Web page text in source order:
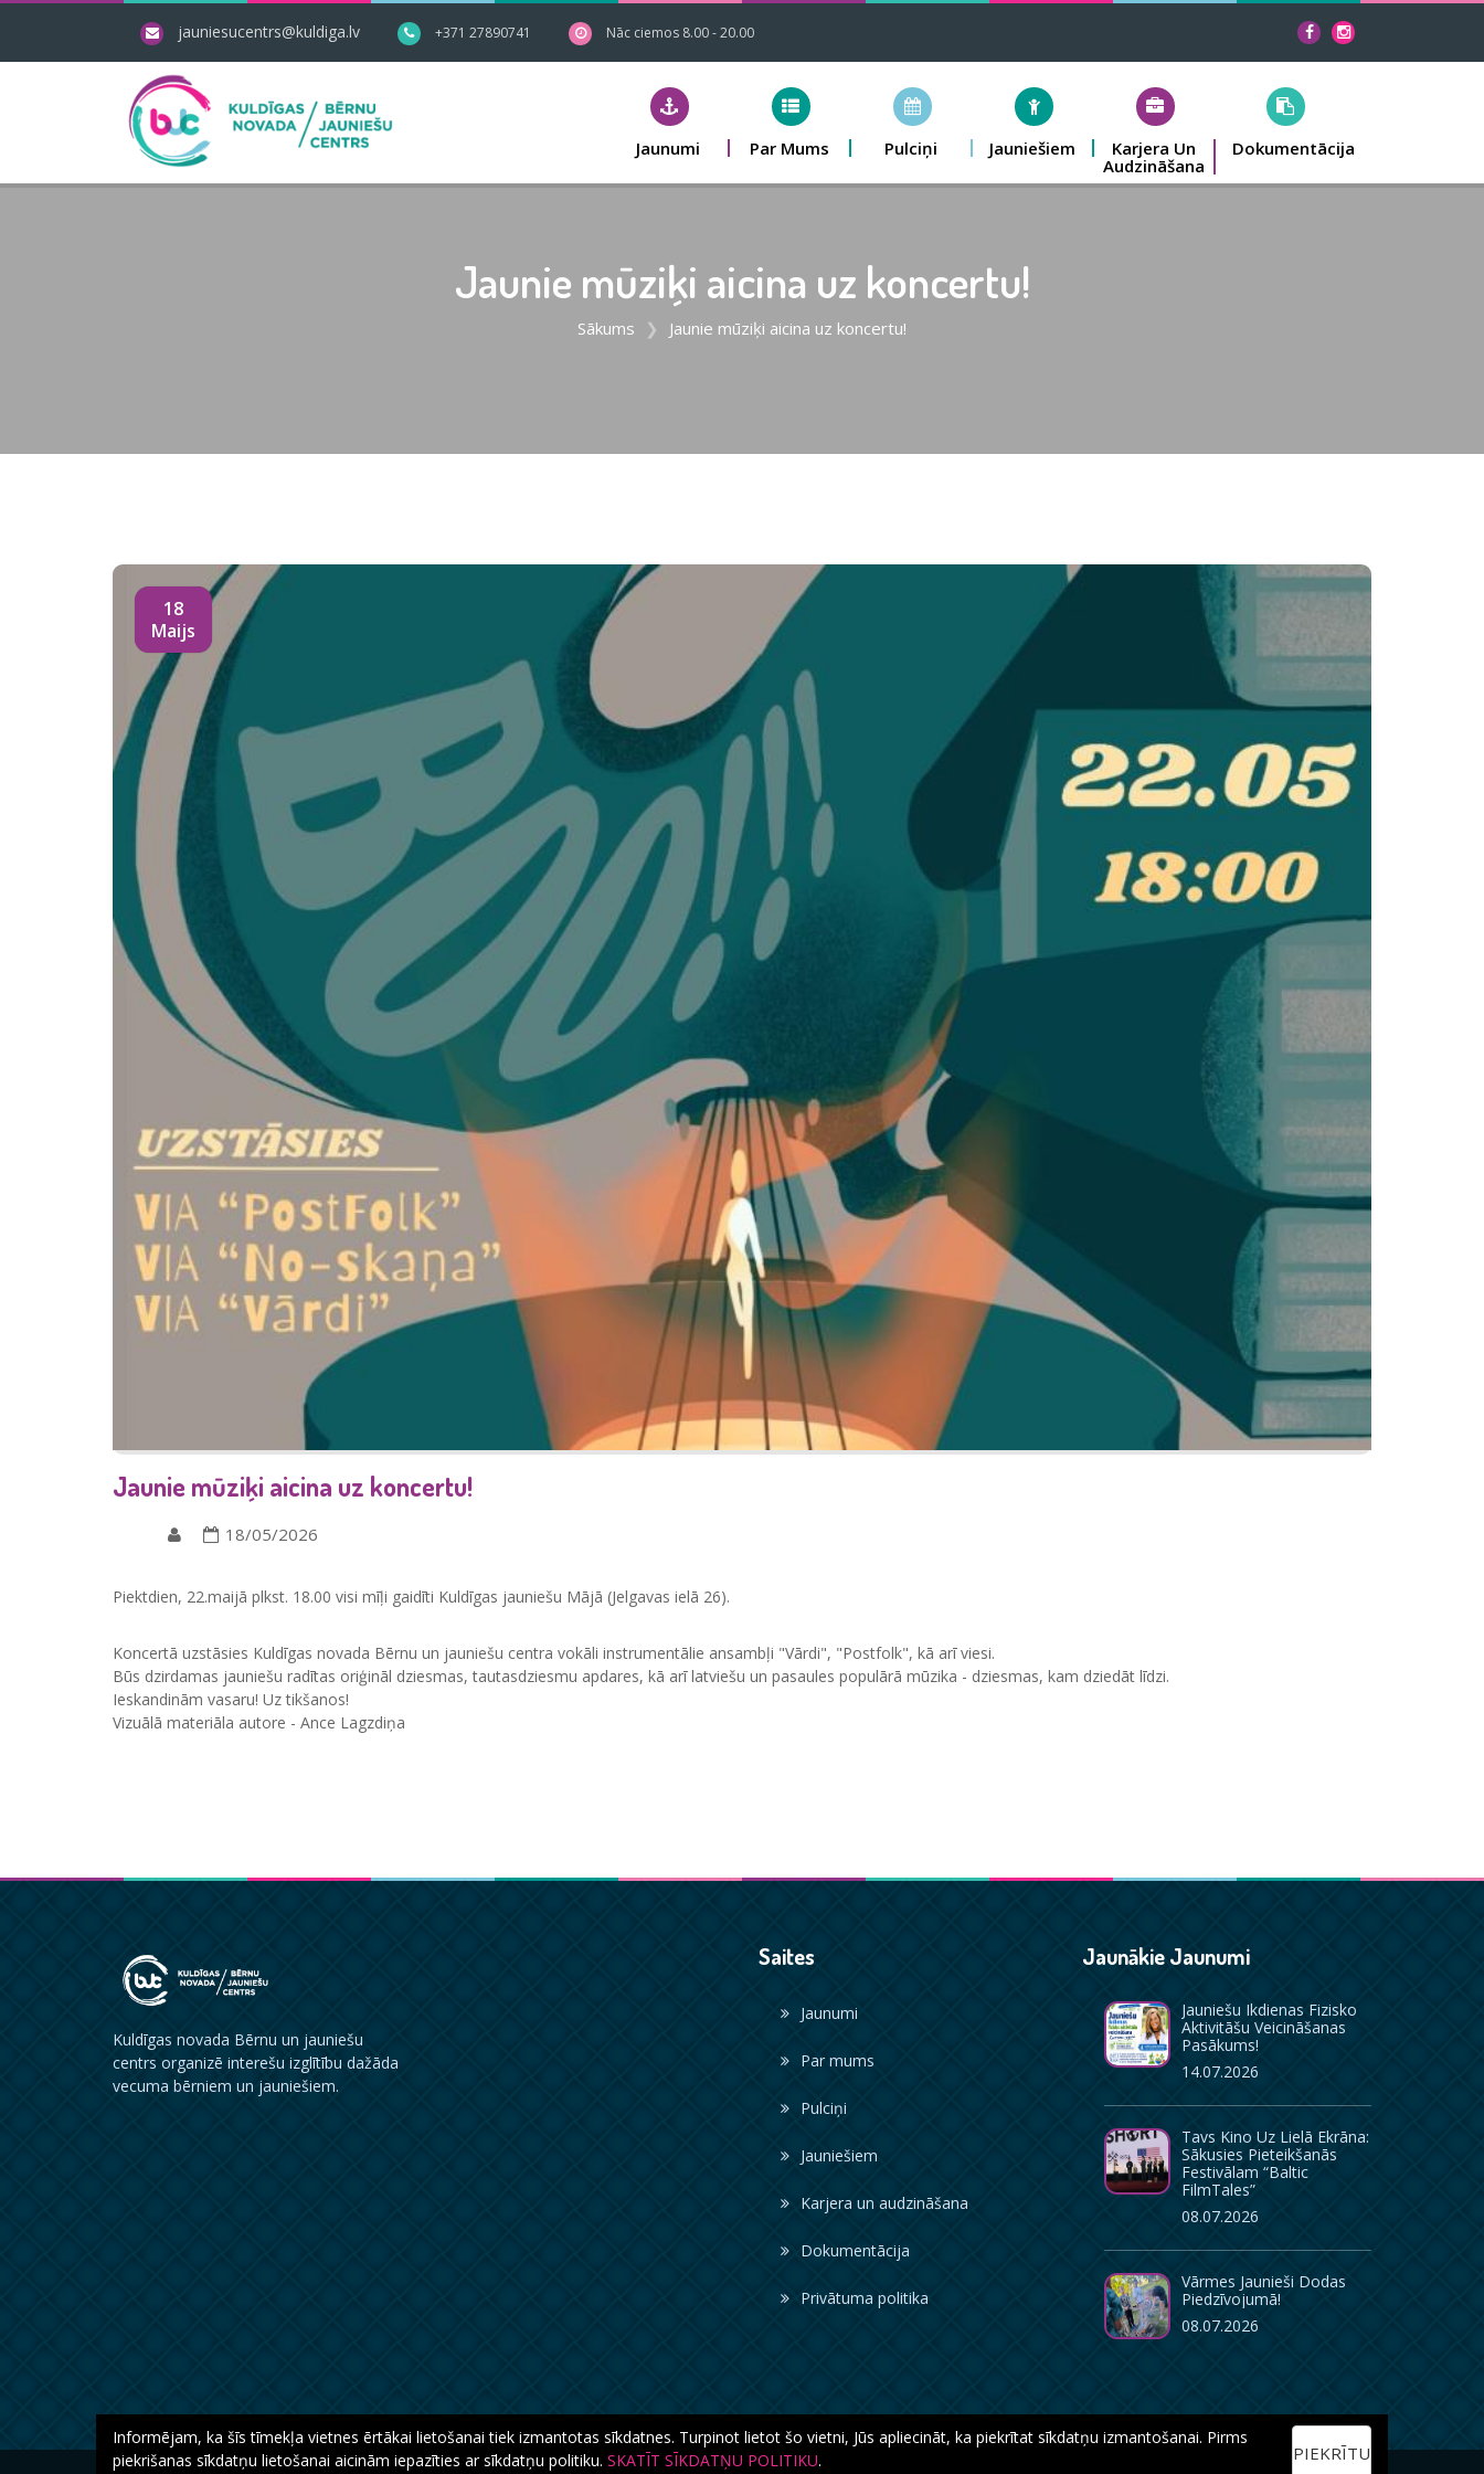
jauniesucentrs@kuldiga.lv +371 27890741 Nāc ciemos 8.00 - 20.00
Jaunumi Par Mums Pulciņi Jauniešiem
Karjera Un
Audzināšana
Dokumentācija
Jaunie mūziķi aicina uz koncertu!
Sākums Jaunie mūziķi aicina uz koncertu!
18
Maijs
Jaunie mūziķi aicina uz koncertu!
18/05/2026
Piektdien, 22.maijā plkst. 18.00 visi mīļi gaidīti Kuldīgas jauniešu Mājā (Jelgavas ielā 26).
Koncertā uzstāsies Kuldīgas novada Bērnu un jauniešu centra vokāli instrumentālie ansambļi "Vārdi", "Postfolk", kā arī viesi.
Būs dzirdamas jauniešu radītas oriģināl dziesmas, tautasdziesmu apdares, kā arī latviešu un pasaules populārā mūzika - dziesmas, kam dziedāt līdzi.
Ieskandinām vasaru! Uz tikšanos!
Vizuālā materiāla autore - Ance Lagzdiņa
Kuldīgas novada Bērnu un jauniešu
centrs organizē interešu izglītību dažāda
vecuma bērniem un jauniešiem.
Saites
Jaunumi
Par mums
Pulciņi
Jauniešiem
Karjera un audzināšana
Dokumentācija
Privātuma politika
Jaunākie Jaunumi
Jauniešu Ikdienas Fizisko
Aktivitāšu Veicināšanas
Pasākums!
14.07.2026
Tavs Kino Uz Lielā Ekrāna:
Sākusies Pieteikšanās
Festivālam “Baltic
FilmTales”
08.07.2026
Vārmes Jaunieši Dodas
Piedzīvojumā!
08.07.2026
PIEKRĪTU
Informējam, ka šīs tīmekļa vietnes ērtākai lietošanai tiek izmantotas sīkdatnes. Turpinot lietot šo vietni, Jūs apliecināt, ka piekrītat sīkdatņu izmantošanai. Pirms
piekrišanas sīkdatņu lietošanai aicinām iepazīties ar sīkdatņu politiku. SKATĪT SĪKDATŅU POLITIKU.